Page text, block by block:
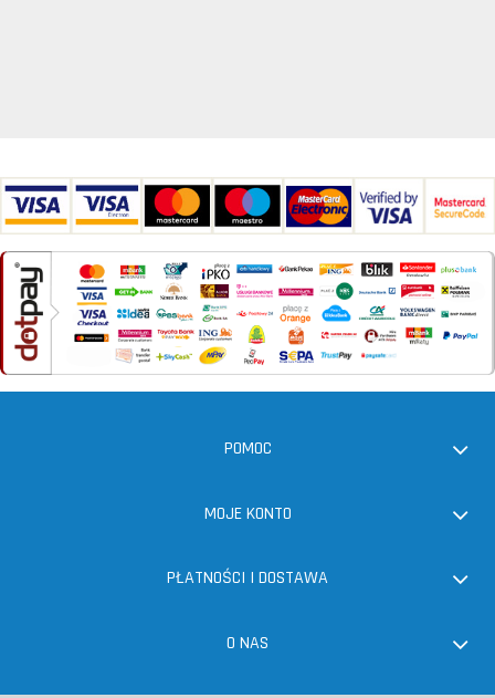
POMOC
MOJE KONTO
PŁATNOŚCI I DOSTAWA
O NAS